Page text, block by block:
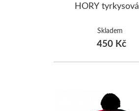
HORY tyrkysová
Skladem
450 Kč